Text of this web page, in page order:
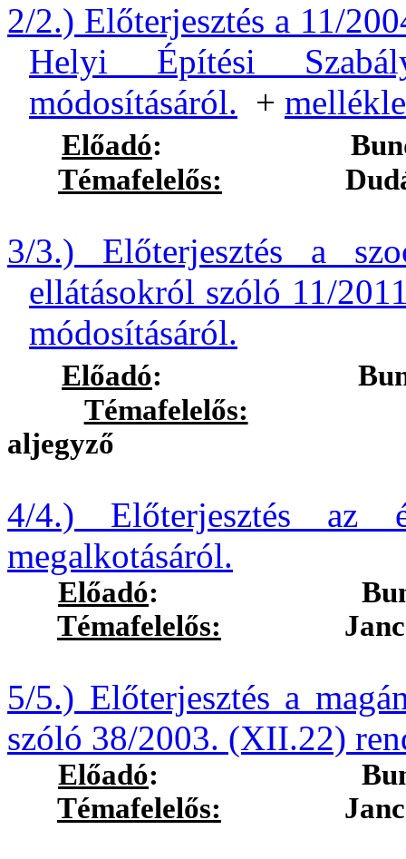
2/2.) Előterjesztés a 11/
Helyi Építési
módosításáról. +
Előadó:
Témafelelős: Dudás
3/3.) Előterjesztés a
ellátásokról szóló 11/
módosításáról.
Előadó:
Témafelelős:
aljegyző
4/4.) Előterjesztés az
megalkotásáról.
Előadó:
Témafelelős: Jancsó
5/5.) Előterjesztés a
szóló 38/2003. (XII.22)
Előadó:
Témafelelős: Jancsó